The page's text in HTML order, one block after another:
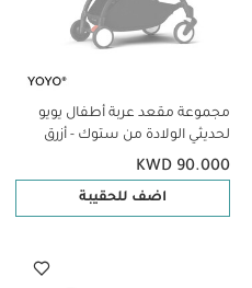
مجموعة مقعد عربة أطفال يويو
لحديثي الولادة من ستوك - أزرق
فاتح
KWD 90.000
اضف للحقيبة